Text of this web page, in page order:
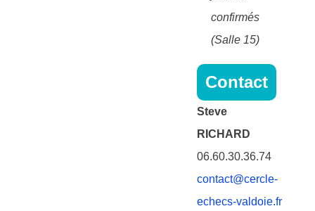
confirmés
(Salle 15)
Contact
Steve
RICHARD
06.60.30.36.74
contact@cercle-
echecs-valdoie.fr